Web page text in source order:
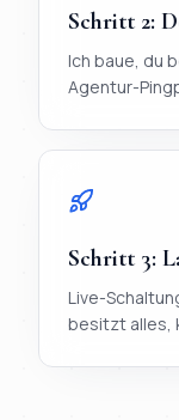
Schritt 2:
Ich baue, du
Agentur-
Schritt 3:
Live-
besitzt alles,